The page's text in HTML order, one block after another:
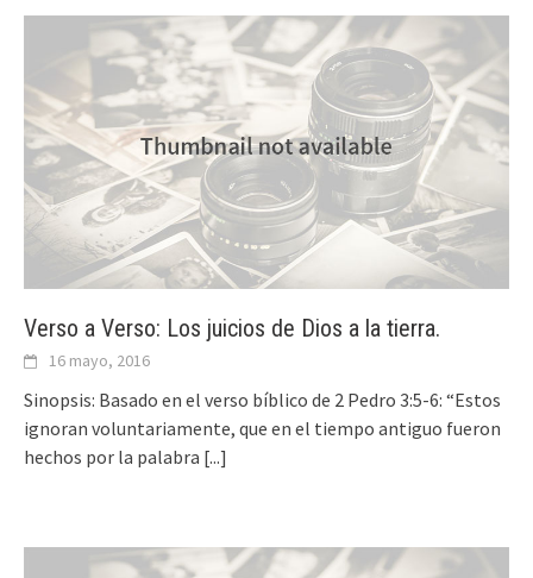
Verso a Verso: Los juicios de Dios a la tierra.
16 mayo, 2016
Sinopsis: Basado en el verso bíblico de 2 Pedro 3:5-6: “Estos
ignoran voluntariamente, que en el tiempo antiguo fueron
hechos por la palabra [...]